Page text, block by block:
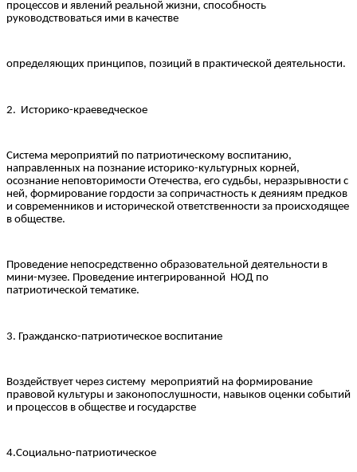
процессов и явлений реальной жизни, способность
руководствоваться ими в качестве
определяющих принципов, позиций в практической деятельности.
2. Историко-краеведческое
Система мероприятий по патриотическому воспитанию,
направленных на познание историко-культурных корней,
осознание неповторимости Отечества, его судьбы, неразрывности с
ней, формирование гордости за сопричастность к деяниям предков
и современников и исторической ответственности за происходящее
в обществе.
Проведение непосредственно образовательной деятельности в
мини-музее. Проведение интегрированной НОД по
патриотической тематике.
3. Гражданско-патриотическое воспитание
Воздействует через систему мероприятий на формирование
правовой культуры и законопослушности, навыков оценки событий
и процессов в обществе и государстве
4.Социально-патриотическое